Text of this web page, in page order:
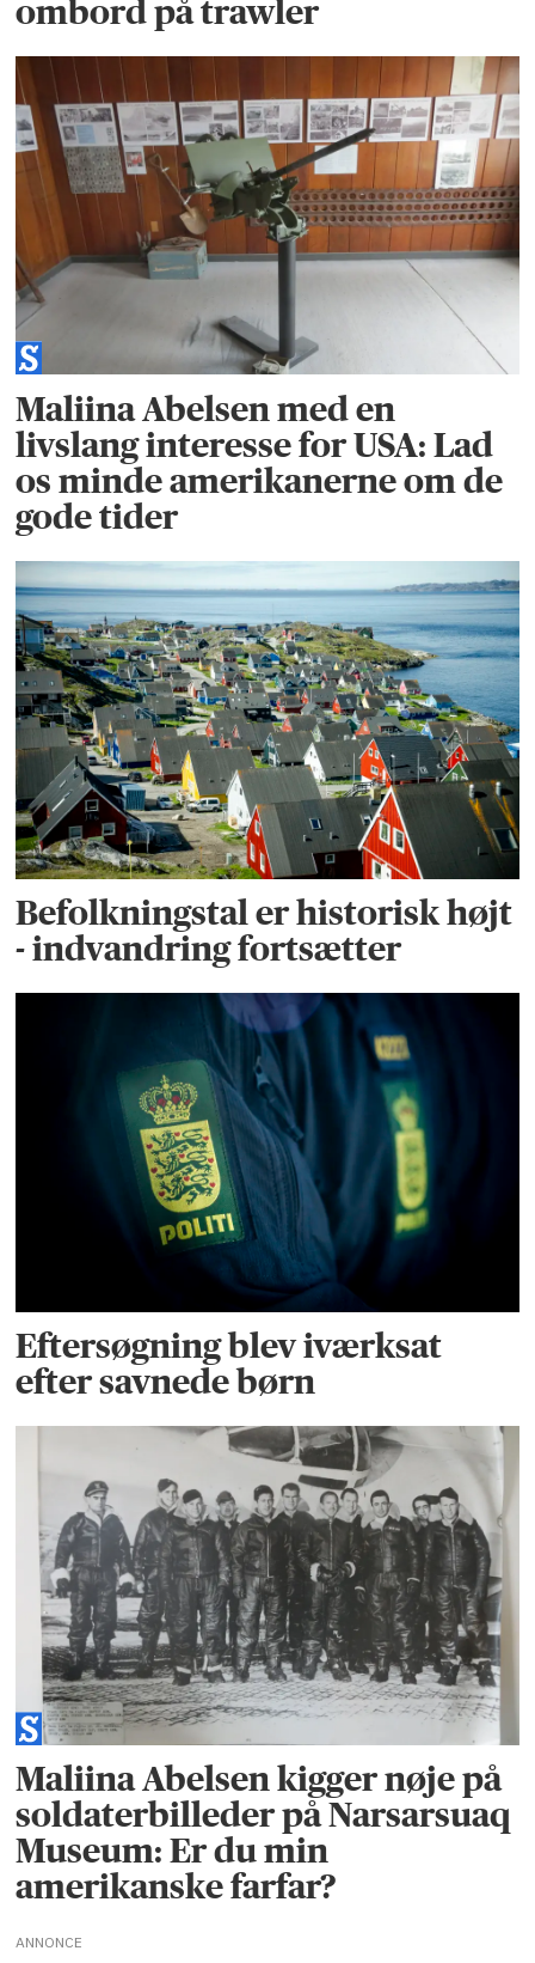
ombord på trawler
Maliina Abelsen med en
livslang interesse for USA: Lad
os minde amerikanerne om de
gode tider
Befolkningstal er historisk højt
- indvandring fortsætter
Eftersøgning blev iværksat
efter savnede børn
Maliina Abelsen kigger nøje på
soldaterbilleder på Narsarsuaq
Museum: Er du min
amerikanske farfar?
ANNONCE